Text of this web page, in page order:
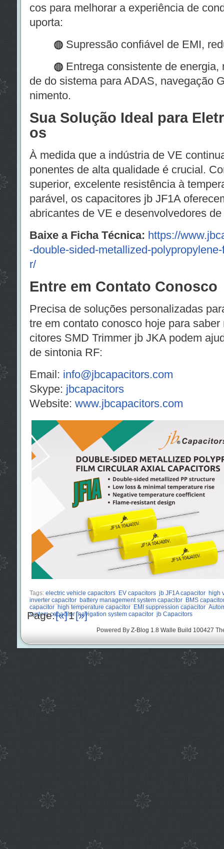
cos para melhorar a experiência de
uporta:
◍ Supressão confiável de EMI,
◍ Entrega consistente de
de do sistema para ADAS, navegação
nimento.
Sua Solução Ideal para
os
À medida que a indústria de VE
ponentes de alta qualidade é crucial.
superior, excelente resistência à
parável, os capacitores jb JF1A
abricantes de VE e desenvolvedores
Baixe a Ficha Técnica: https://
-double-sided-metallized-
r/
Entre em Contato Conosco
Precisa de soluções personalizadas
tre em contato conosco hoje para
citores SMD Trimmer jb JKA podem
de sintonia RF:
Email: info@jbcapacitors.com
Skype: jbcapacitors
Website: www.jbcapacitors.com
Tags: electric vehicle capacitors EV capacitors jb JF1A capacitor
high
inverter capacitor battery management system capacitor
BMS
capacitor
high temperature capacitor EMI suppression capacitor
system capacitor navigation system capacitor jb Capacitors
Page:[«]1[»]
Powered By Z-Blog 1.8 Walle Build 100427